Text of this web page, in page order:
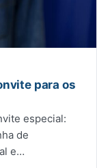
para os
especial:
de
e…